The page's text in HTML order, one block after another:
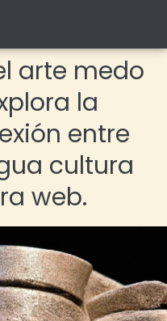
arte medo
la
entre
cultura
web.